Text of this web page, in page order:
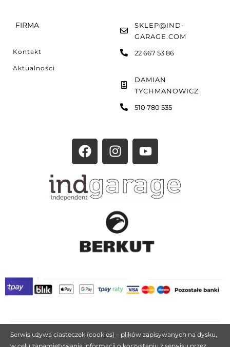
FIRMA
Kontakt
Aktualności
SKLEP@IND-
GARAGE.COM
22 667 53 86
DAMIAN
TYCHMANOWICZ
510 780 535
Serwis używa ciasteczek (cookies) – plików zapisywanych na dysku,